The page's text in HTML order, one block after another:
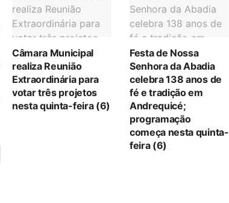
Câmara Municipal
realiza Reunião
Extraordinária para
votar três projetos
nesta quinta-feira (6)
Festa de Nossa
Senhora da Abadia
celebra 138 anos de
fé e tradição em
Andrequicé;
programação
começa nesta quinta-
feira (6)